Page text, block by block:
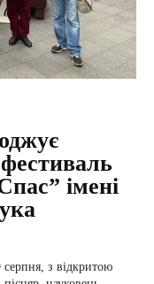
імені
з відкритою